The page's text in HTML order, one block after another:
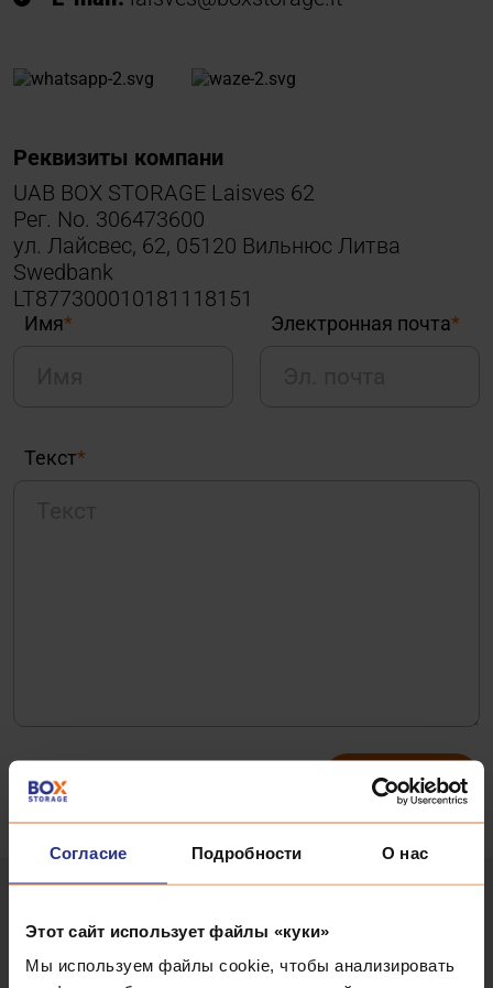
Согласие Подробности О нас
Этот сайт использует файлы «куки»
Мы используем файлы cookie, чтобы анализировать
Реквизиты компани
UAB BOX STORAGE Laisves 62
Рег. No. 306473600
ул. Лайсвес, 62, 05120 Вильнюс Литва
Swedbank
LT877300010181118151
Имя* Электронная почта*
Текст*
ЧАСТО